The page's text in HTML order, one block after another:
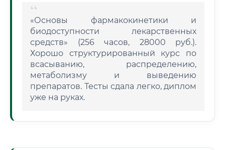
«Основы фармакокинетики и
биодоступности лекарственных
средств» (256 часов, 28000 руб.).
Хорошо структурированный курс по
всасыванию, распределению,
метаболизму и выведению
препаратов. Тесты сдала легко, диплом
уже на руках.